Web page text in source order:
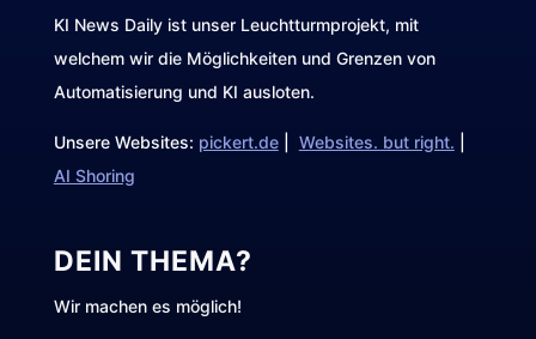
KI News Daily ist unser Leuchtturmprojekt, mit
welchem wir die Möglichkeiten und Grenzen von
Automatisierung und KI ausloten.
Unsere Websites: pickert.de| Websites. but right.
AI Shoring
DEIN THEMA?
Wir machen es möglich!